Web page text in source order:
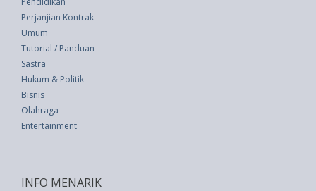
Perjanjian Kontrak
Umum
Tutorial / Panduan
Sastra
Hukum & Politik
Bisnis
Olahraga
Entertainment
INFO MENARIK